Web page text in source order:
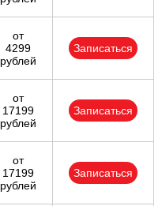
от
4299
рублей
Записаться
от
17199
рублей
Записаться
от
17199
рублей
Записаться